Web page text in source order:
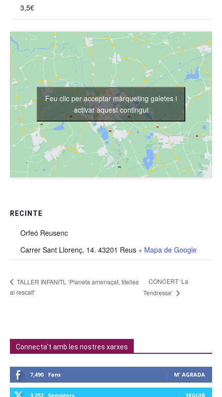
3,5€
RECINTE
Orfeó Reusenc
Carrer Sant Llorenç, 14. 43201 Reus + Mapa de Google
Feu clic per acceptar màrqueting galetes i
activar aquest contingut
TALLER INFANITL ‘Planeta amenaçat, titelles
al rescat!’
CONCERT ‘La
Tendresse’
Connecta't amb les nostres xarxes
7,490 Fans M' AGRADA
3,252 Seguidors SEGUIR